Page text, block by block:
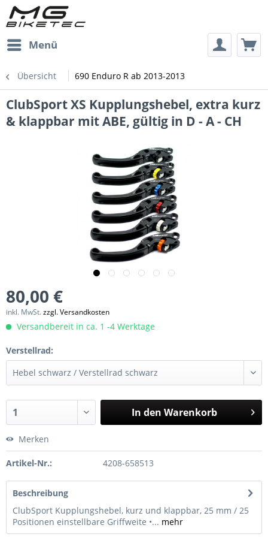
Menü
Übersicht 690 Enduro R ab 2013-2013
ClubSport XS Kupplungshebel, extra kurz
& klappbar mit ABE, gültig in D - A - CH
80,00 €
inkl. MwSt.zzgl. Versandkosten
Versandbereit in ca. 1 -4 Werktage
Verstellrad:
In den Warenkorb
Merken
Artikel-Nr.: 4208-658513
Beschreibung
ClubSport Kupplungshebel, kurz und klappbar, 25 mm / 25
Positionen einstellbare Griffweite •... mehr